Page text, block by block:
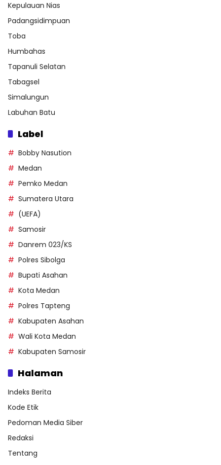
Kepulauan Nias
Padangsidimpuan
Toba
Humbahas
Tapanuli Selatan
Tabagsel
Simalungun
Labuhan Batu
Label
Bobby Nasution
Medan
Pemko Medan
Sumatera Utara
(UEFA)
Samosir
Danrem 023/KS
Polres Sibolga
Bupati Asahan
Kota Medan
Polres Tapteng
Kabupaten Asahan
Wali Kota Medan
Kabupaten Samosir
Halaman
Indeks Berita
Kode Etik
Pedoman Media Siber
Redaksi
Tentang